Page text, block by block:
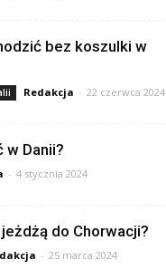
bez koszulki w
Redakcja - 22 czerwca 2024
w Danii?
- 4 stycznia 2024
do Chorwacji?
- 25 marca 2024